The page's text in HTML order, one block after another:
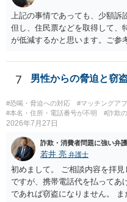
上記の事情であっても、少額訴
但し、住民票などを取得して、
が低減するかと思います。ご参
7 男性からの脅迫と窃
#恐喝・脅迫への対応 #マッチングア
#本名・住所・電話番号が不明
#詐欺
2026年7月27日
詐欺・消費者問題に強い弁
若井 亮 弁護士
初めまして。 ご相談内容を拝
ですが、携帯電話代を払ってあ
であれば窃盗になりません。